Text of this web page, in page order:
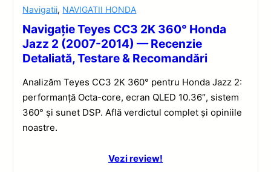
Navigatii, NAVIGATII HONDA
Navigație Teyes CC3 2K 360° Honda
Jazz 2 (2007-2014) — Recenzie
Detaliată, Testare & Recomandări
Analizăm Teyes CC3 2K 360° pentru Honda Jazz 2:
performanță Octa-core, ecran QLED 10.36″, sistem
360° și sunet DSP. Află verdictul complet și opiniile
noastre.
Vezi review!